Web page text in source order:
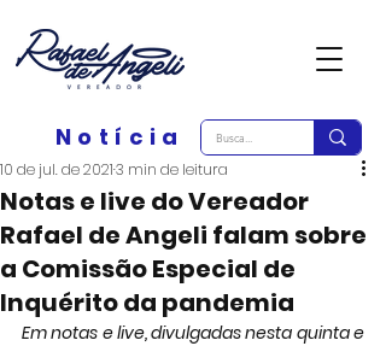
Notícia
Notas e live do Vereador
Rafael de Angeli falam sobre
a Comissão Especial de
Inquérito da pandemia
10 de jul. de 20213 min de leitura
Em notas e live, divulgadas nesta quinta e